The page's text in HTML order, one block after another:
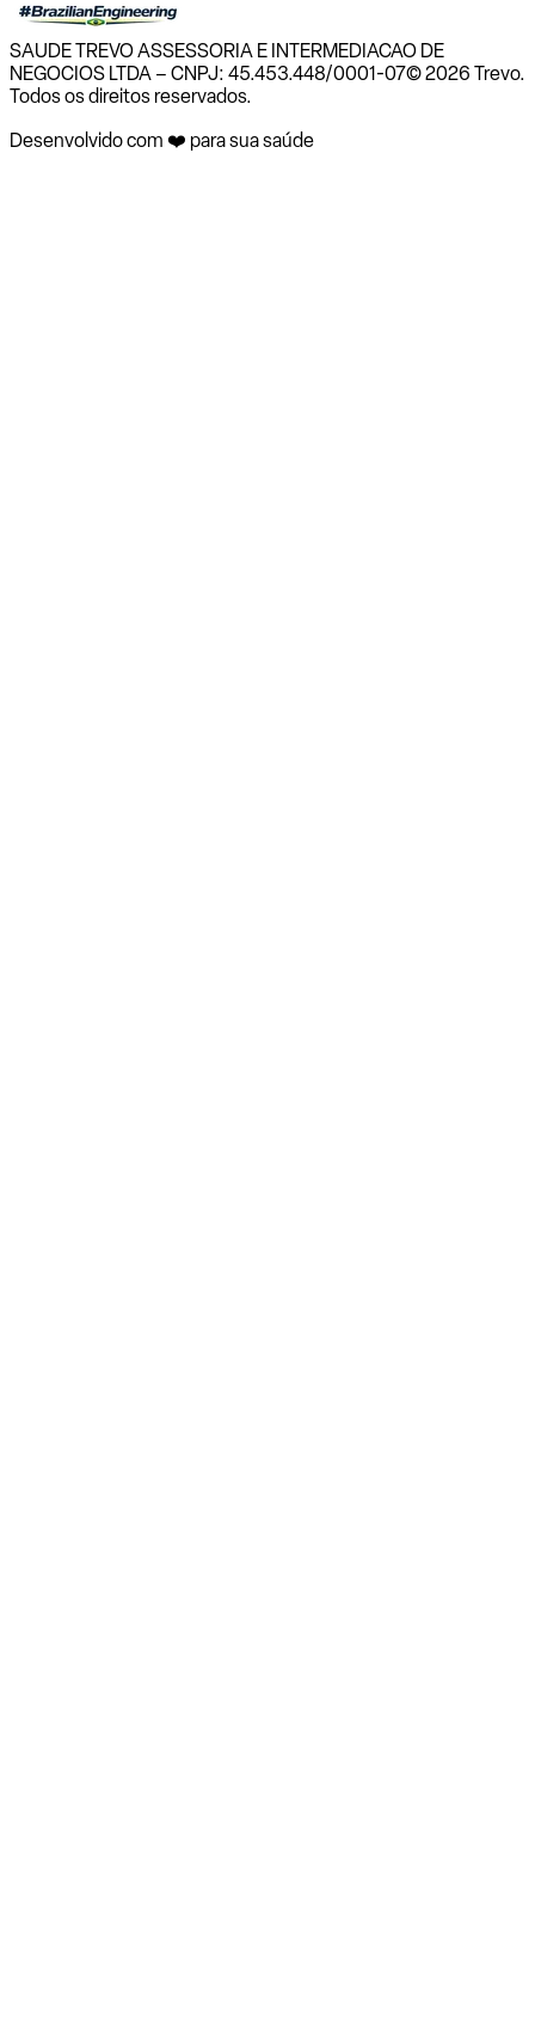
SAUDE TREVO ASSESSORIA E INTERMEDIACAO DE
NEGOCIOS LTDA – CNPJ: 45.453.448/0001-07© 2026 Trevo.
Todos os direitos reservados.
Desenvolvido com ❤️ para sua saúde